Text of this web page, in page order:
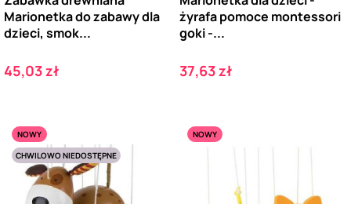
Marionetka do zabawy dla
dzieci, smok...
Cena
45,03 zł
żyrafa pomoce montessori
goki -...
Cena
37,63 zł
NOWY
CHWILOWO NIEDOSTĘPNE
NOWY